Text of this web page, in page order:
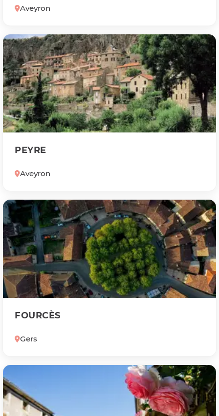
Aveyron
PEYRE
Aveyron
FOURCÈS
Gers